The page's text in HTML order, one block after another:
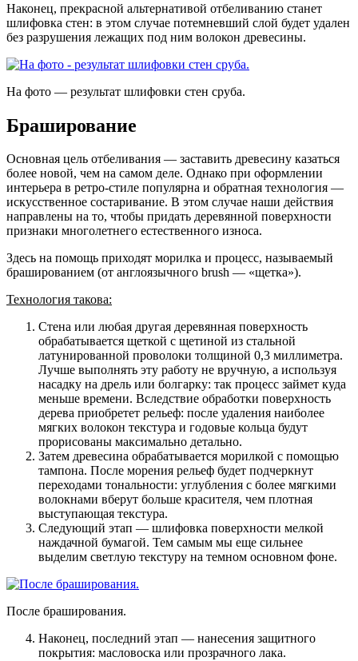
Наконец, прекрасной альтернативой отбеливанию станет
шлифовка стен: в этом случае потемневший слой будет удален
без разрушения лежащих под ним волокон древесины.
На фото — результат шлифовки стен сруба.
Браширование
Основная цель отбеливания — заставить древесину казаться
более новой, чем на самом деле. Однако при оформлении
интерьера в ретро-стиле популярна и обратная технология —
искусственное состаривание. В этом случае наши действия
направлены на то, чтобы придать деревянной поверхности
признаки многолетнего естественного износа.
Здесь на помощь приходят морилка и процесс, называемый
брашированием (от англоязычного brush — «щетка»).
Технология такова:
Стена или любая другая деревянная поверхность
обрабатывается щеткой с щетиной из стальной
латунированной проволоки толщиной 0,3 миллиметра.
Лучше выполнять эту работу не вручную, а используя
насадку на дрель или болгарку: так процесс займет куда
меньше времени. Вследствие обработки поверхность
дерева приобретет рельеф: после удаления наиболее
мягких волокон текстура и годовые кольца будут
прорисованы максимально детально.
Затем древесина обрабатывается морилкой с помощью
тампона. После морения рельеф будет подчеркнут
переходами тональности: углубления с более мягкими
волокнами вберут больше красителя, чем плотная
выступающая текстура.
Следующий этап — шлифовка поверхности мелкой
наждачной бумагой. Тем самым мы еще сильнее
выделим светлую текстуру на темном основном фоне.
После браширования.
Наконец, последний этап — нанесения защитного
покрытия: масловоска или прозрачного лака.